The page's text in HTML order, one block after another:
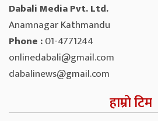
Dabali Media Pvt. Ltd.
Anamnagar Kathmandu
Phone :01-4771244
onlinedabali@gmail.com
dabalinews@gmail.com
हाम्रो टिम